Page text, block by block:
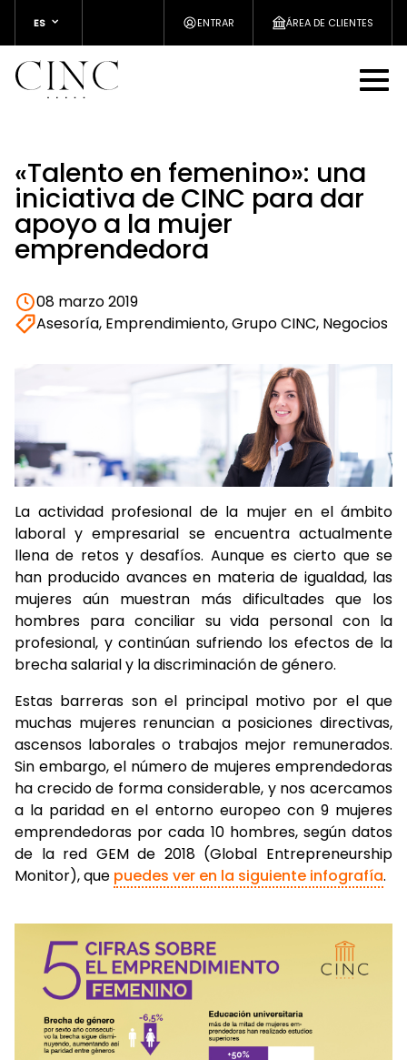
ES ENTRAR ÁREA DE CLIENTES
«Talento en femenino»: una
iniciativa de CINC para dar
apoyo a la mujer
emprendedora
08 marzo 2019
Asesoría, Emprendimiento, Grupo CINC, Negocios
La actividad profesional de la mujer en el ámbito
laboral y empresarial se encuentra actualmente
llena de retos y desafíos. Aunque es cierto que se
han producido avances en materia de igualdad, las
mujeres aún muestran más dificultades que los
hombres para conciliar su vida personal con la
profesional, y continúan sufriendo los efectos de la
brecha salarial y la discriminación de género.
Estas barreras son el principal motivo por el que
muchas mujeres renuncian a posiciones directivas,
ascensos laborales o trabajos mejor remunerados.
Sin embargo, el número de mujeres emprendedoras
ha crecido de forma considerable, y nos acercamos
a la paridad en el entorno europeo con 9 mujeres
emprendedoras por cada 10 hombres, según datos
de la red GEM de 2018 (Global Entrepreneurship
Monitor), que puedes ver en la siguiente infografía.